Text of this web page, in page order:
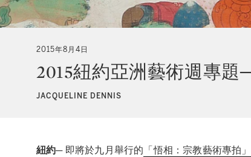
2015年8月4日
2015紐約亞洲藝術週專
JACQUELINE DENNIS
紐約─即將於九月舉行的 「悟相：宗教藝術專拍」